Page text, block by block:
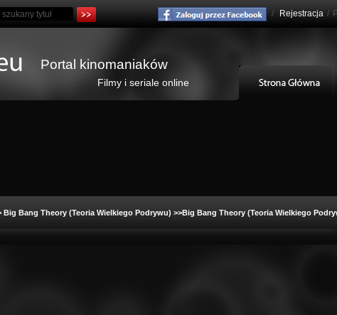
/ Rejestracja /
Portal kinomaniaków
Filmy i seriale online
Big Bang Theory (Teoria Wielkiego Podrywu) >>Big Bang Theory (Teoria Wielkiego